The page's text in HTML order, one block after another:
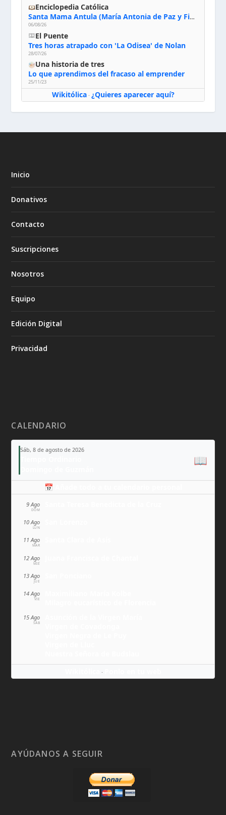
Enciclopedia Católica
Santa Mama Antula (María Antonia de Paz y Figueroa)
06/08/26
El Puente
Tres horas atrapado con 'La Odisea' de Nolan
28/07/26
Una historia de tres
Lo que aprendimos del fracaso al emprender
25/11/23
Wikitólica· ¿Quieres aparecer aquí?
Inicio
Donativos
Contacto
Suscripciones
Nosotros
Equipo
Edición Digital
Privacidad
CALENDARIO
Sáb, 8 de agosto de 2026
📖
📅 Añade todo a tu calendario personal
9 Ago
DOM
10 Ago
LUN
11 Ago
MAR
12 Ago
MIÉ
13 Ago
JUE
14 Ago
VIE
15 Ago
SÁB
·
AYÚDANOS A SEGUIR